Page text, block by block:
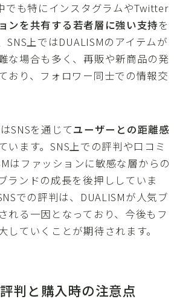
でも特にインスタグラムやTwitter
ンを共有する若者層に強い支持を
SNS上ではDUALISMのアイテムが
な場合も多く、再販や新商品の発
おり、フォロワー同士での情報交
SNSを通じてユーザーとの距離感
います。SNS上での評判や口コミ
はファッションに敏感な層からの
ランドの成長を後押ししていま
での評判は、DUALISMが人気ブ
れる一因となっており、今後もフ
していくことが期待されます。
判と購入時の注意点